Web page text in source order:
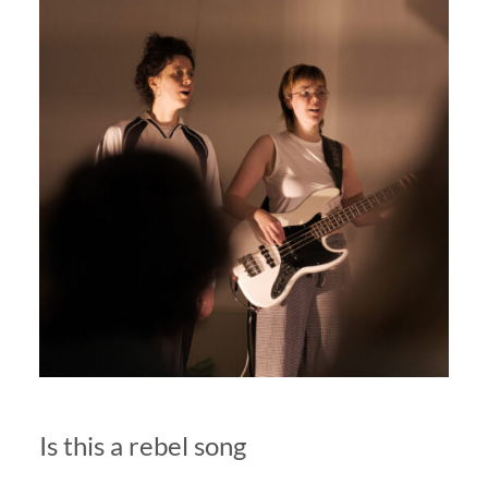
Is this a rebel song